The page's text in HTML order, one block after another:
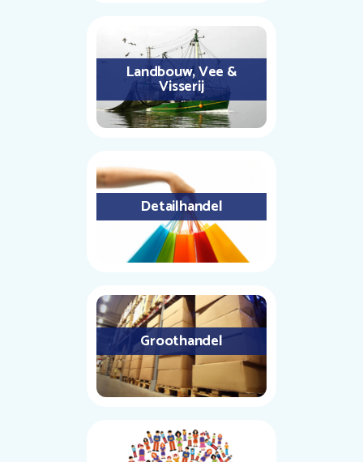
Landbouw, Vee &
Visserij
Detailhandel
Groothandel